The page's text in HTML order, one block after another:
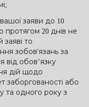
заяви до 10
протягом 20 днів не
то
зобов'язань за
від обов’язку
дій щодо
заборгованості або
та одного року з